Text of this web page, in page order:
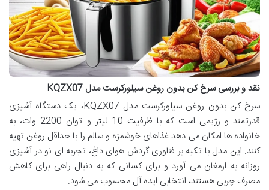
نقد و بررسی سرخ کن بدون روغن سیلورکرست مدل KQZX07
سرخ کن بدون روغن سیلورکرست مدل KQZX07، یک دستگاه آشپزی
قدرتمند و رژیمی است که با ظرفیت 10 لیتر و توان 2200 وات، به
خانواده ها امکان می دهد غذاهای خوشمزه و سالم را با حداقل روغن تهیه
کنند. این مدل با تکیه بر فناوری گردش هوای داغ، تجربه ای نو در آشپزی
روزانه به ارمغان می آورد و برای کسانی که به دنبال راهی برای کاهش
مصرف چربی هستند، انتخابی ایده آل محسوب می شود.